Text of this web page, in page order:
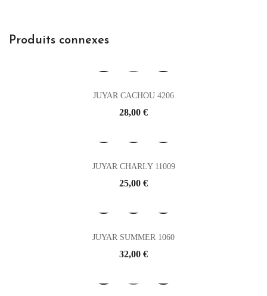
Produits connexes
JUYAR CACHOU 4206
Prix
28,00 €
JUYAR CHARLY 11009
Prix
25,00 €
JUYAR SUMMER 1060
Prix
32,00 €